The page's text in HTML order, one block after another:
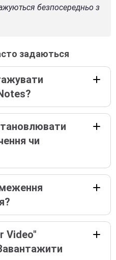
безпосередньо з
задаються
чи
Video"